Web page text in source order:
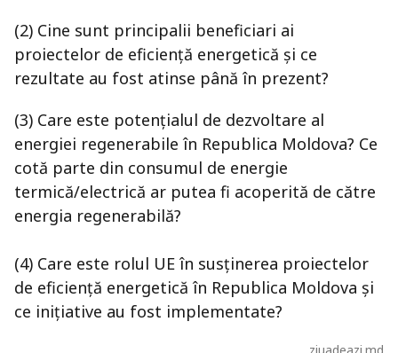
(2) Cine sunt principalii beneficiari ai
proiectelor de eficiență energetică și ce
rezultate au fost atinse până în prezent?
(3) Care este potențialul de dezvoltare al
energiei regenerabile în Republica Moldova? Ce
cotă parte din consumul de energie
termică/electrică ar putea fi acoperită de către
energia regenerabilă?
(4) Care este rolul UE în susținerea proiectelor
de eficiență energetică în Republica Moldova și
ce inițiative au fost implementate?